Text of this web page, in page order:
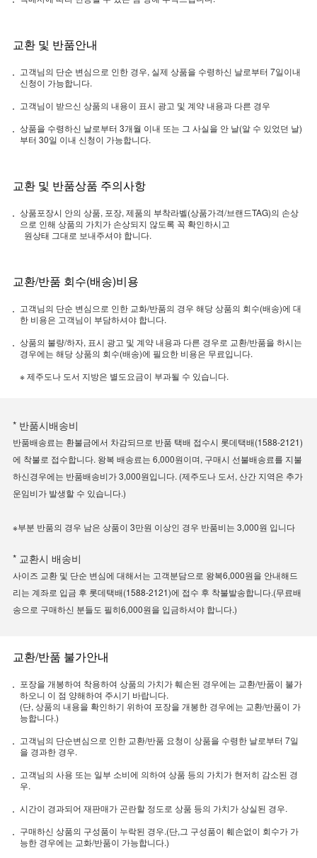
교환 및 반품안내
고객님의 단순 변심으로 인한 경우, 실제 상품을 수령하신 날로부터 7일이내
신청이 가능합니다.
고객님이 받으신 상품의 내용이 표시 광고 및 계약 내용과 다른 경우
상품을 수령하신 날로부터 3개월 이내 또는 그 사실을 안 날(알 수 있었던 날)
부터 30일 이내 신청이 가능합니다.
교환 및 반품상품 주의사항
상품포장시 안의 상품, 포장, 제품의 부착라벨(상품가격/브랜드TAG)의 손상
으로 인해 상품의 가치가 손상되지 않도록 꼭 확인하시고
원상태 그대로 보내주셔야 합니다.
교환/반품 회수(배송)비용
고객님의 단순 변심으로 인한 교화/반품의 경우 해당 상품의 회수(배송)에 대
한 비용은 고객님이 부담하셔야 합니다.
상품의 불량/하자, 표시 광고 및 계약 내용과 다른 경우로 교환/반품을 하시는
경우에는 해당 상품의 회수(배송)에 필요한 비용은 무료입니다.
※ 제주도나 도서 지방은 별도요금이 부과될 수 있습니다.
* 반품시배송비
반품배송료는 환불금에서 차감되므로 반품 택배 접수시 롯데택배(1588-2121)
에 착불로 접수합니다. 왕복 배송료는 6,000원이며, 구매시 선불배송료를 지불
하신경우에는 반품배송비가 3,000원입니다. (제주도나 도서, 산간 지역은 추가
운임비가 발생할 수 있습니다.)
※부분 반품의 경우 남은 상품이 3만원 이상인 경우 반품비는 3,000원 입니다
* 교환시 배송비
사이즈 교환 및 단순 변심에 대해서는 고객분담으로 왕복6,000원을 안내해드
리는 계좌로 입금 후 롯데택배(1588-2121)에 접수 후 착불발송합니다.(무료배
송으로 구매하신 분들도 필히6,000원을 입금하셔야 합니다.)
교환/반품 불가안내
포장을 개봉하여 착용하여 상품의 가치가 훼손된 경우에는 교환/반품이 불가
하오니 이 점 양해하여 주시기 바랍니다.
(단, 상품의 내용을 확인하기 위하여 포장을 개봉한 경우에는 교환/반품이 가
능합니다.)
고객님의 단순변심으로 인한 교환/반품 요청이 상품을 수령한 날로부터 7일
을 경과한 경우.
고객님의 사용 또는 일부 소비에 의하여 상품 등의 가치가 현저히 감소된 경
우.
시간이 경과되어 재판매가 곤란할 정도로 상품 등의 가치가 상실된 경우.
구매하신 상품의 구성품이 누락된 경우.(단,그 구성품이 훼손없이 회수가 가
능한 경우에는 교화/반품이 가능합니다.)